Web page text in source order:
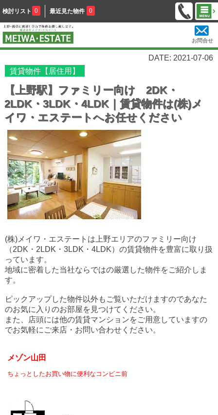
検討リスト 0 最近見た物件 0
お問合せ
DATE: 2021-07-06
賃貸物件【居住用】
【上野駅】ファミリー向け 2DK・
2LDK・3LDK・4LDK｜賃貸物件は(株)メ
イワ・エステートへお任せください
(株)メイワ・エステートは上野エリアのファミリー向け
（2DK・2LDK・3LDK・4LDK）の賃貸物件を豊富に取り扱
っています。
地域に密着した当社ならではの厳選した物件をご紹介しま
す。
ピックアップした物件以外もご覧いただけますのであなた
のお気に入りのお部屋を見つけてください。
また、店頭には他の賃貸マンションをご用意していますの
でお気軽にご来店・お問い合わせください。
メゾン山田
ちょっとしたお買い物に便利なコンビニ前